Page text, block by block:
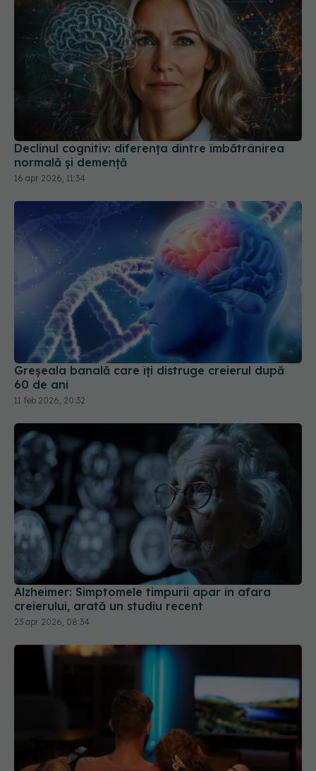
Declinul cognitiv: diferența dintre îmbătrânirea
normală și demență
16 apr 2026, 11:34
Greșeala banală care îți distruge creierul după
60 de ani
11 feb 2026, 20:32
Alzheimer: Simptomele timpurii apar în afara
creierului, arată un studiu recent
23 apr 2026, 08:34
Te uiți mult la televizor? Te va costa la bătrânețe